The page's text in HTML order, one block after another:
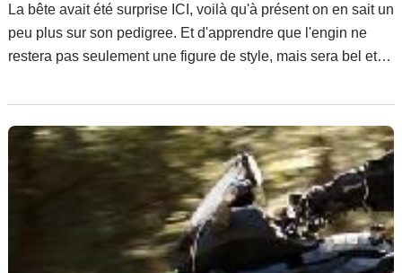
La bête avait été surprise ICI, voilà qu'à présent on en sait un
peu plus sur son pedigree. Et d'apprendre que l'engin ne
restera pas seulement une figure de style, mais sera bel et
compte, il risque bien d'être servi.